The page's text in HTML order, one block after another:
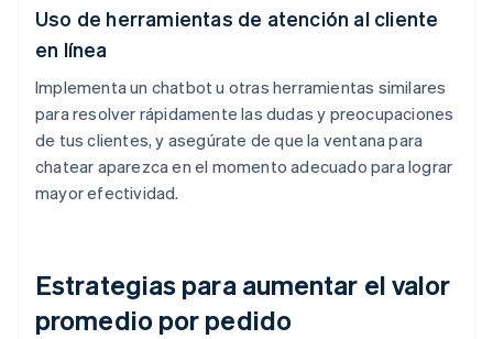
Uso de herramientas de atención al cliente
en línea
Implementa un chatbot u otras herramientas similares
para resolver rápidamente las dudas y preocupaciones
de tus clientes, y asegúrate de que la ventana para
chatear aparezca en el momento adecuado para lograr
mayor efectividad.
Estrategias para aumentar el valor
promedio por pedido